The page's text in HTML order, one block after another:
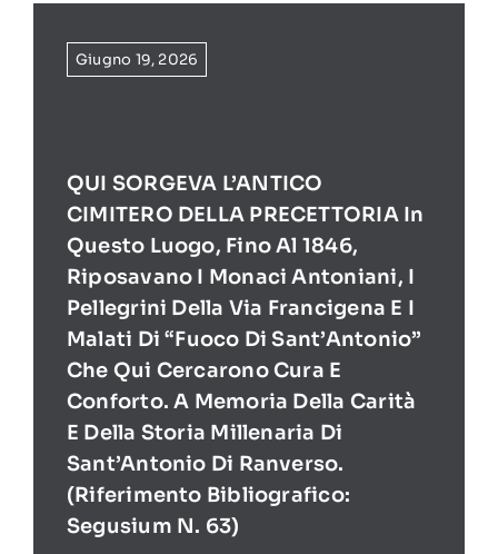
Giugno 19, 2026
QUI SORGEVA L’ANTICO
CIMITERO DELLA PRECETTORIA In
Questo Luogo, Fino Al 1846,
Riposavano I Monaci Antoniani, I
Pellegrini Della Via Francigena E I
Malati Di “Fuoco Di Sant’Antonio”
Che Qui Cercarono Cura E
Conforto. A Memoria Della Carità
E Della Storia Millenaria Di
Sant’Antonio Di Ranverso.
(Riferimento Bibliografico:
Segusium N. 63)